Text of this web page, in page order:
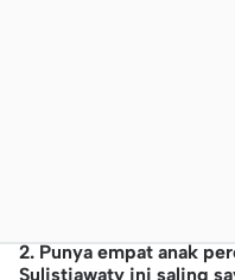
2. Punya empat anak
Sulistiawaty ini saling